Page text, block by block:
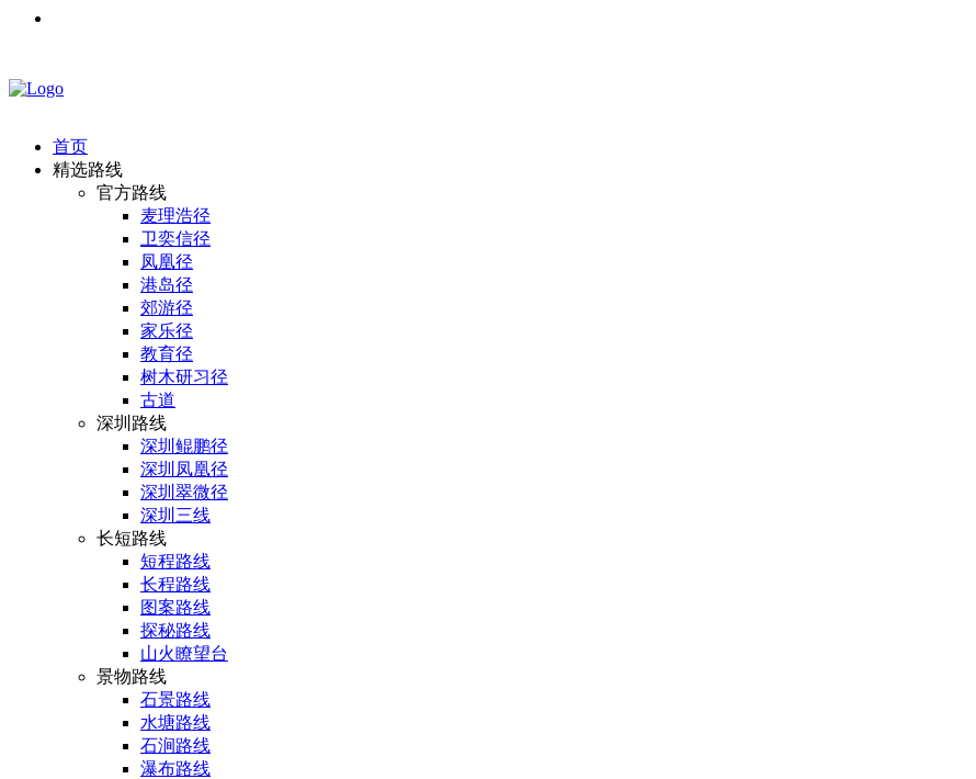
首页
精选路线
官方路线
麦理浩径
卫奕信径
凤凰径
港岛径
郊游径
家乐径
教育径
树木研习径
古道
深圳路线
深圳鲲鹏径
深圳凤凰径
深圳翠微径
深圳三线
长短路线
短程路线
长程路线
图案路线
探秘路线
山火瞭望台
景物路线
石景路线
水塘路线
石涧路线
瀑布路线